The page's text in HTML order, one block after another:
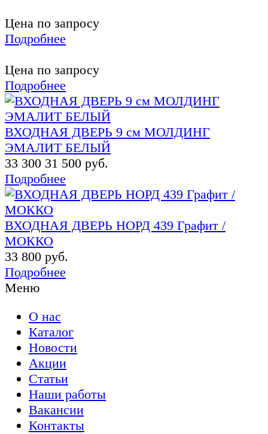
Цена по запросу
Подробнее
Цена по запросу
Подробнее
ВХОДНАЯ ДВЕРЬ 9 см МОЛДИНГ
ЭМАЛИТ БЕЛЫЙ
33 300 31 500 руб.
Подробнее
ВХОДНАЯ ДВЕРЬ НОРД 439 Графит /
МОККО
33 800 руб.
Подробнее
Меню
О нас
Каталог
Новости
Акции
Статьи
Наши работы
Вакансии
Контакты